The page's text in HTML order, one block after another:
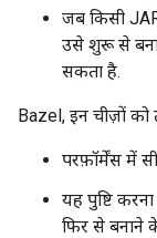
जब किसी
उसे शुरू से
सकता है.
Bazel, इन चीज़ों
परफ़ॉर्मेंस में
यह पुष्टि
फिर से बनाने